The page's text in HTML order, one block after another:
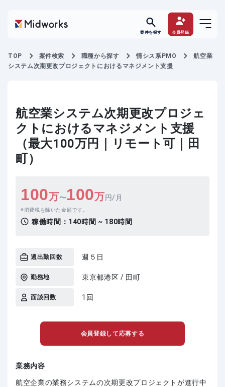
案件を探す 会員登録
TOP 案件検索 職種から探す 情シス系PMO
航空業
システム次期更改プロジェクトにおけるマネジメント支援
航空業システム次期更改プロジェ
クトにおけるマネジメント支援
（最大100万円｜リモート可｜田
町）
100万〜100万円/月
消費税を除いた金額です。
稼働時間： 140時間 ~ 180時間
週出勤回数 週５日
勤務地 東京都港区 / 田町
面談回数 1回
会員登録して応募する
業務内容
航空企業の業務システムの次期更改プロジェクトが進行中